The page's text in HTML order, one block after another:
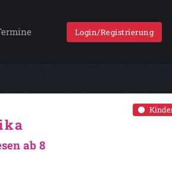
Login/Registrierung
ab 8